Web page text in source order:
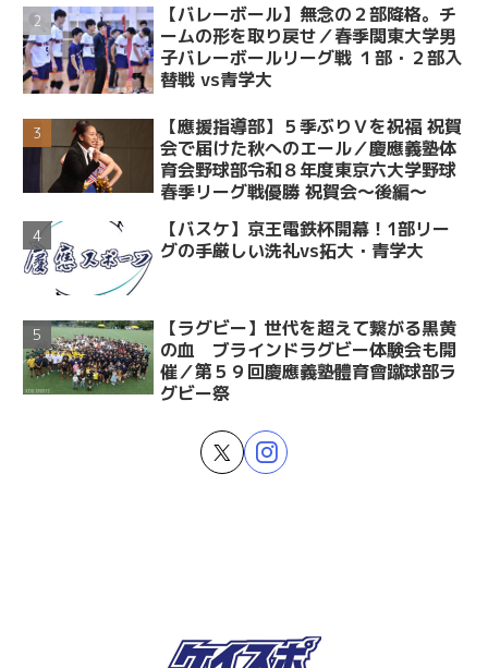
【バレーボール】無念の２部降格。チ
ームの形を取り戻せ／春季関東大学男
子バレーボールリーグ戦 １部・２部入
替戦 vs青学大
【應援指導部】５季ぶりＶを祝福 祝賀
会で届けた秋へのエール／慶應義塾体
育会野球部令和８年度東京六大学野球
春季リーグ戦優勝 祝賀会～後編～
【バスケ】京王電鉄杯開幕！1部リー
グの手厳しい洗礼vs拓大・青学大
【ラグビー】世代を超えて繋がる黒黄
の血 ブラインドラグビー体験会も開
催／第５９回慶應義塾體育會蹴球部ラ
グビー祭